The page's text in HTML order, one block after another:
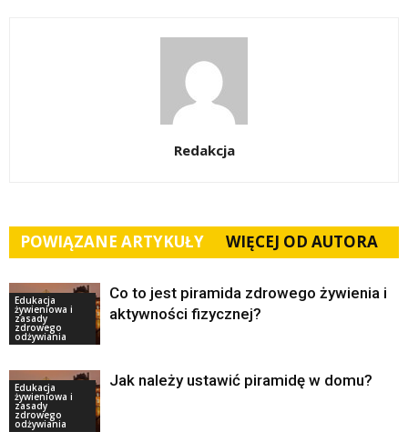
Redakcja
POWIĄZANE ARTYKUŁY WIĘCEJ OD AUTORA
Edukacja
żywieniowa i
zasady
zdrowego
odżywiania
Co to jest piramida zdrowego żywienia i
aktywności fizycznej?
Edukacja
żywieniowa i
zasady
zdrowego
odżywiania
Jak należy ustawić piramidę w domu?